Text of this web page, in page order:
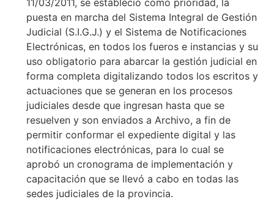
11/03/2011, se estableció como prioridad, la
puesta en marcha del Sistema Integral de Gestión
Judicial (S.I.G.J.) y el Sistema de Notificaciones
Electrónicas, en todos los fueros e instancias y su
uso obligatorio para abarcar la gestión judicial en
forma completa digitalizando todos los escritos y
actuaciones que se generan en los procesos
judiciales desde que ingresan hasta que se
resuelven y son enviados a Archivo, a fin de
permitir conformar el expediente digital y las
notificaciones electrónicas, para lo cual se
aprobó un cronograma de implementación y
capacitación que se llevó a cabo en todas las
sedes judiciales de la provincia.